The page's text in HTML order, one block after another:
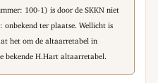
100-1) is door de SKKN niet
ter plaatse. Wellicht is
het om de altaarretabel in
bekende H.Hart altaarretabel.